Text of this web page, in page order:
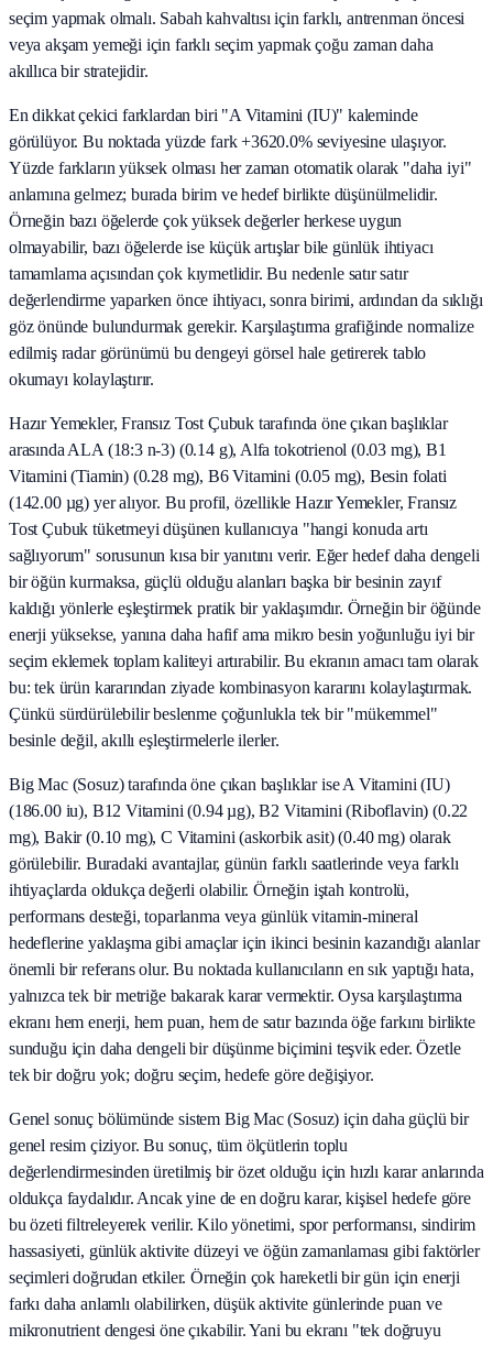
seçim yapmak olmalı. Sabah kahvaltısı için farklı, antrenman öncesi
veya akşam yemeği için farklı seçim yapmak çoğu zaman daha
akıllıca bir stratejidir.
En dikkat çekici farklardan biri "A Vitamini (IU)" kaleminde
görülüyor. Bu noktada yüzde fark +3620.0% seviyesine ulaşıyor.
Yüzde farkların yüksek olması her zaman otomatik olarak "daha iyi"
anlamına gelmez; burada birim ve hedef birlikte düşünülmelidir.
Örneğin bazı öğelerde çok yüksek değerler herkese uygun
olmayabilir, bazı öğelerde ise küçük artışlar bile günlük ihtiyacı
tamamlama açısından çok kıymetlidir. Bu nedenle satır satır
değerlendirme yaparken önce ihtiyacı, sonra birimi, ardından da sıklığı
göz önünde bulundurmak gerekir. Karşılaştırma grafiğinde normalize
edilmiş radar görünümü bu dengeyi görsel hale getirerek tablo
okumayı kolaylaştırır.
Hazır Yemekler, Fransız Tost Çubuk tarafında öne çıkan başlıklar
arasında ALA (18:3 n-3) (0.14 g), Alfa tokotrienol (0.03 mg), B1
Vitamini (Tiamin) (0.28 mg), B6 Vitamini (0.05 mg), Besin folati
(142.00 µg) yer alıyor. Bu profil, özellikle Hazır Yemekler, Fransız
Tost Çubuk tüketmeyi düşünen kullanıcıya "hangi konuda artı
sağlıyorum" sorusunun kısa bir yanıtını verir. Eğer hedef daha dengeli
bir öğün kurmaksa, güçlü olduğu alanları başka bir besinin zayıf
kaldığı yönlerle eşleştirmek pratik bir yaklaşımdır. Örneğin bir öğünde
enerji yüksekse, yanına daha hafif ama mikro besin yoğunluğu iyi bir
seçim eklemek toplam kaliteyi artırabilir. Bu ekranın amacı tam olarak
bu: tek ürün kararından ziyade kombinasyon kararını kolaylaştırmak.
Çünkü sürdürülebilir beslenme çoğunlukla tek bir "mükemmel"
besinle değil, akıllı eşleştirmelerle ilerler.
Big Mac (Sosuz) tarafında öne çıkan başlıklar ise A Vitamini (IU)
(186.00 iu), B12 Vitamini (0.94 µg), B2 Vitamini (Riboflavin) (0.22
mg), Bakir (0.10 mg), C Vitamini (askorbik asit) (0.40 mg) olarak
görülebilir. Buradaki avantajlar, günün farklı saatlerinde veya farklı
ihtiyaçlarda oldukça değerli olabilir. Örneğin iştah kontrolü,
performans desteği, toparlanma veya günlük vitamin-mineral
hedeflerine yaklaşma gibi amaçlar için ikinci besinin kazandığı alanlar
önemli bir referans olur. Bu noktada kullanıcıların en sık yaptığı hata,
yalnızca tek bir metriğe bakarak karar vermektir. Oysa karşılaştırma
ekranı hem enerji, hem puan, hem de satır bazında öğe farkını birlikte
sunduğu için daha dengeli bir düşünme biçimini teşvik eder. Özetle
tek bir doğru yok; doğru seçim, hedefe göre değişiyor.
Genel sonuç bölümünde sistem Big Mac (Sosuz) için daha güçlü bir
genel resim çiziyor. Bu sonuç, tüm ölçütlerin toplu
değerlendirmesinden üretilmiş bir özet olduğu için hızlı karar anlarında
oldukça faydalıdır. Ancak yine de en doğru karar, kişisel hedefe göre
bu özeti filtreleyerek verilir. Kilo yönetimi, spor performansı, sindirim
hassasiyeti, günlük aktivite düzeyi ve öğün zamanlaması gibi faktörler
seçimleri doğrudan etkiler. Örneğin çok hareketli bir gün için enerji
farkı daha anlamlı olabilirken, düşük aktivite günlerinde puan ve
mikronutrient dengesi öne çıkabilir. Yani bu ekranı "tek doğruyu